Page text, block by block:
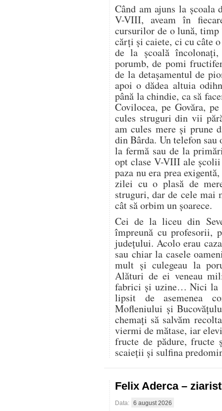
Când am ajuns la școala
V-VIII, aveam în
cursurilor de o lună, timp
cărți și caiete, ci cu câte
de la școală
porumb, de pomi
de la detașamentul de
apoi o dădea altuia
până la chindie, ca să
Covilocea, pe Govăra,
cules struguri din vii
am cules mere și prune
din Bârda. Un telefon sau
la fermă sau de la
opt clase V-VIII ale școlii
paza nu era prea
zilei cu o plasă de
struguri, dar de cele mai
cât să orbim un șoarece.
Cei de la liceu din
împreună cu profesorii,
județului. Acolo erau
sau chiar la casele
mult și culegeau la
Alături de ei veneau
fabrici și uzine… Nici la
lipsit de asemenea
Mofleniului și
chemați să salvăm
viermi de mătase, iar
fructe de pădure, fructe
scaieții și sulfina
Felix Aderca –
Data: 6 august 2026